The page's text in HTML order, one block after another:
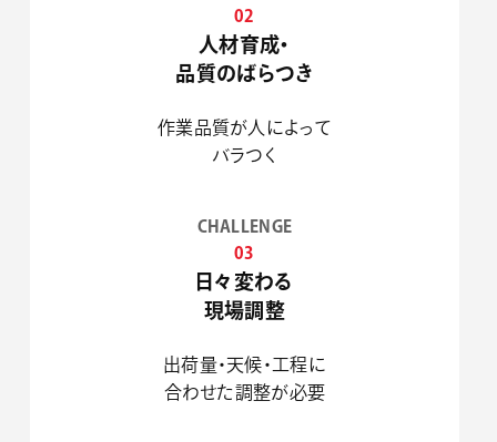
02
人材育成・
品質のばらつき
作業品質が人によって
バラつく
CHALLENGE
03
日々変わる
現場調整
出荷量・天候・工程に
合わせた調整が必要